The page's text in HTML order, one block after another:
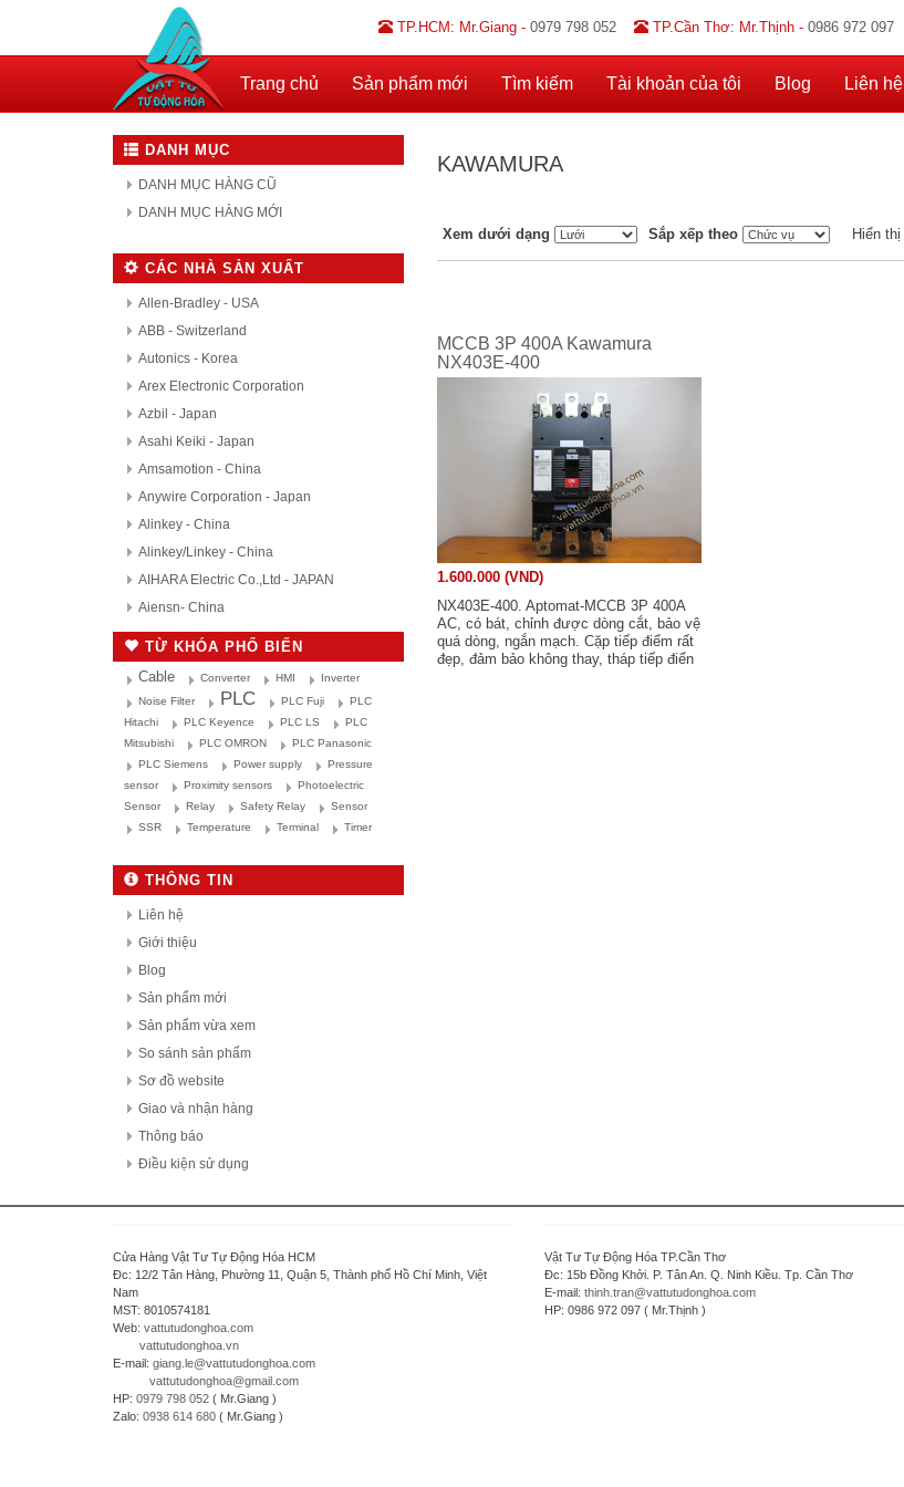
TP.HCM: Mr.Giang - 0979 798 052 TP.Cần Thơ: Mr.Thịnh - 0986 972 097
Trang chủ Sản phẩm mới Tìm kiếm Tài khoản của tôi Blog Liên hệ
DANH MỤC
DANH MỤC HÀNG CŨ
DANH MỤC HÀNG MỚI
CÁC NHÀ SẢN XUẤT
Allen-Bradley - USA
ABB - Switzerland
Autonics - Korea
Arex Electronic Corporation
Azbil - Japan
Asahi Keiki - Japan
Amsamotion - China
Anywire Corporation - Japan
Alinkey - China
Alinkey/Linkey - China
AIHARA Electric Co.,Ltd - JAPAN
Aiensn- China
AutomationDirect - USA
D.H.M Korea
Delta - Taiwan
Danfoss - Denmark
DAITRON
Delta Electronics, Inc
Densei-Lambda - Japan
Daihara Electric Co.,Ltd - Japan
Denki Seikosha - Japan
Daiichi Electronics co.,Ltd - Japan
Fuji Electric - Japan
FESTO
FDK Coperation
Hitachi - Japan
HCFA - China
HIOKI - Japan
HAGER
HONEYWELL
Hanyoung - Korea
Idec Izumi Corp - Japan
IHI - JAPAN
IOR
ICHIDEN - JAPAN
IAI Corporation - Japan
TỪ KHÓA PHỔ BIẾN
Cable
Converter HMI
Inverter
Noise Filter
PLC PLC Fuji
PLC
Hitachi
PLC Keyence PLC LS
PLC
Mitsubishi
PLC OMRON
PLC Panasonic
PLC Siemens
Power supply
Pressure
sensor
Proximity sensors
Photoelectric
Sensor
Relay Safety Relay
Sensor
SSR
Temperature Terminal Timer
THÔNG TIN
Liên hệ
Giới thiệu
Blog
Sản phẩm mới
Sản phẩm vừa xem
So sánh sản phẩm
Sơ đồ website
Giao và nhận hàng
Thông báo
Điều kiện sử dụng
KAWAMURA
Xem dưới dạng Sắp xếp theo Hiển thị
MCCB 3P 400A Kawamura
NX403E-400
1.600.000 (VND)
NX403E-400. Aptomat-MCCB 3P 400A
AC, có bát, chỉnh được dòng cắt, bảo vệ
quá dòng, ngắn mạch. Cặp tiếp điểm rất
đẹp, đảm bảo không thay, tháp tiếp điển
Cửa Hàng Vật Tư Tự Động Hóa HCM
Đc: 12/2 Tân Hàng, Phường 11, Quận 5, Thành phố Hồ Chí Minh, Việt
Nam
MST: 8010574181
Web: vattutudonghoa.com
vattutudonghoa.vn
E-mail: giang.le@vattutudonghoa.com
vattutudonghoa@gmail.com
HP: 0979 798 052 ( Mr.Giang )
Zalo: 0938 614 680 ( Mr.Giang )
Vật Tư Tự Động Hóa TP.Cần Thơ
Đc: 15b Đồng Khởi. P. Tân An. Q. Ninh Kiều. Tp. Cần Thơ
E-mail: thinh.tran@vattutudonghoa.com
HP: 0986 972 097 ( Mr.Thịnh )